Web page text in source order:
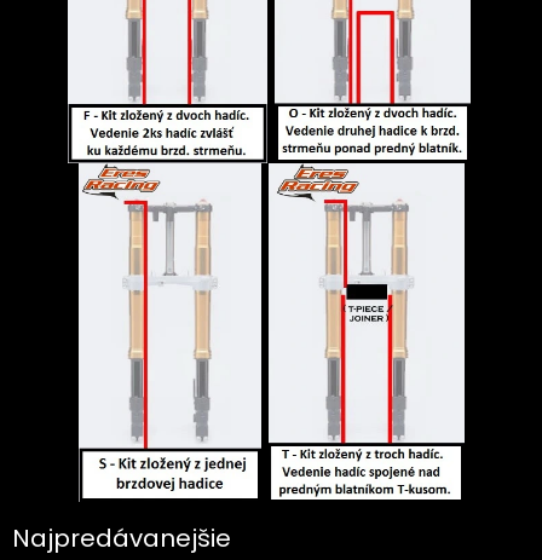
Najpredávanejšie